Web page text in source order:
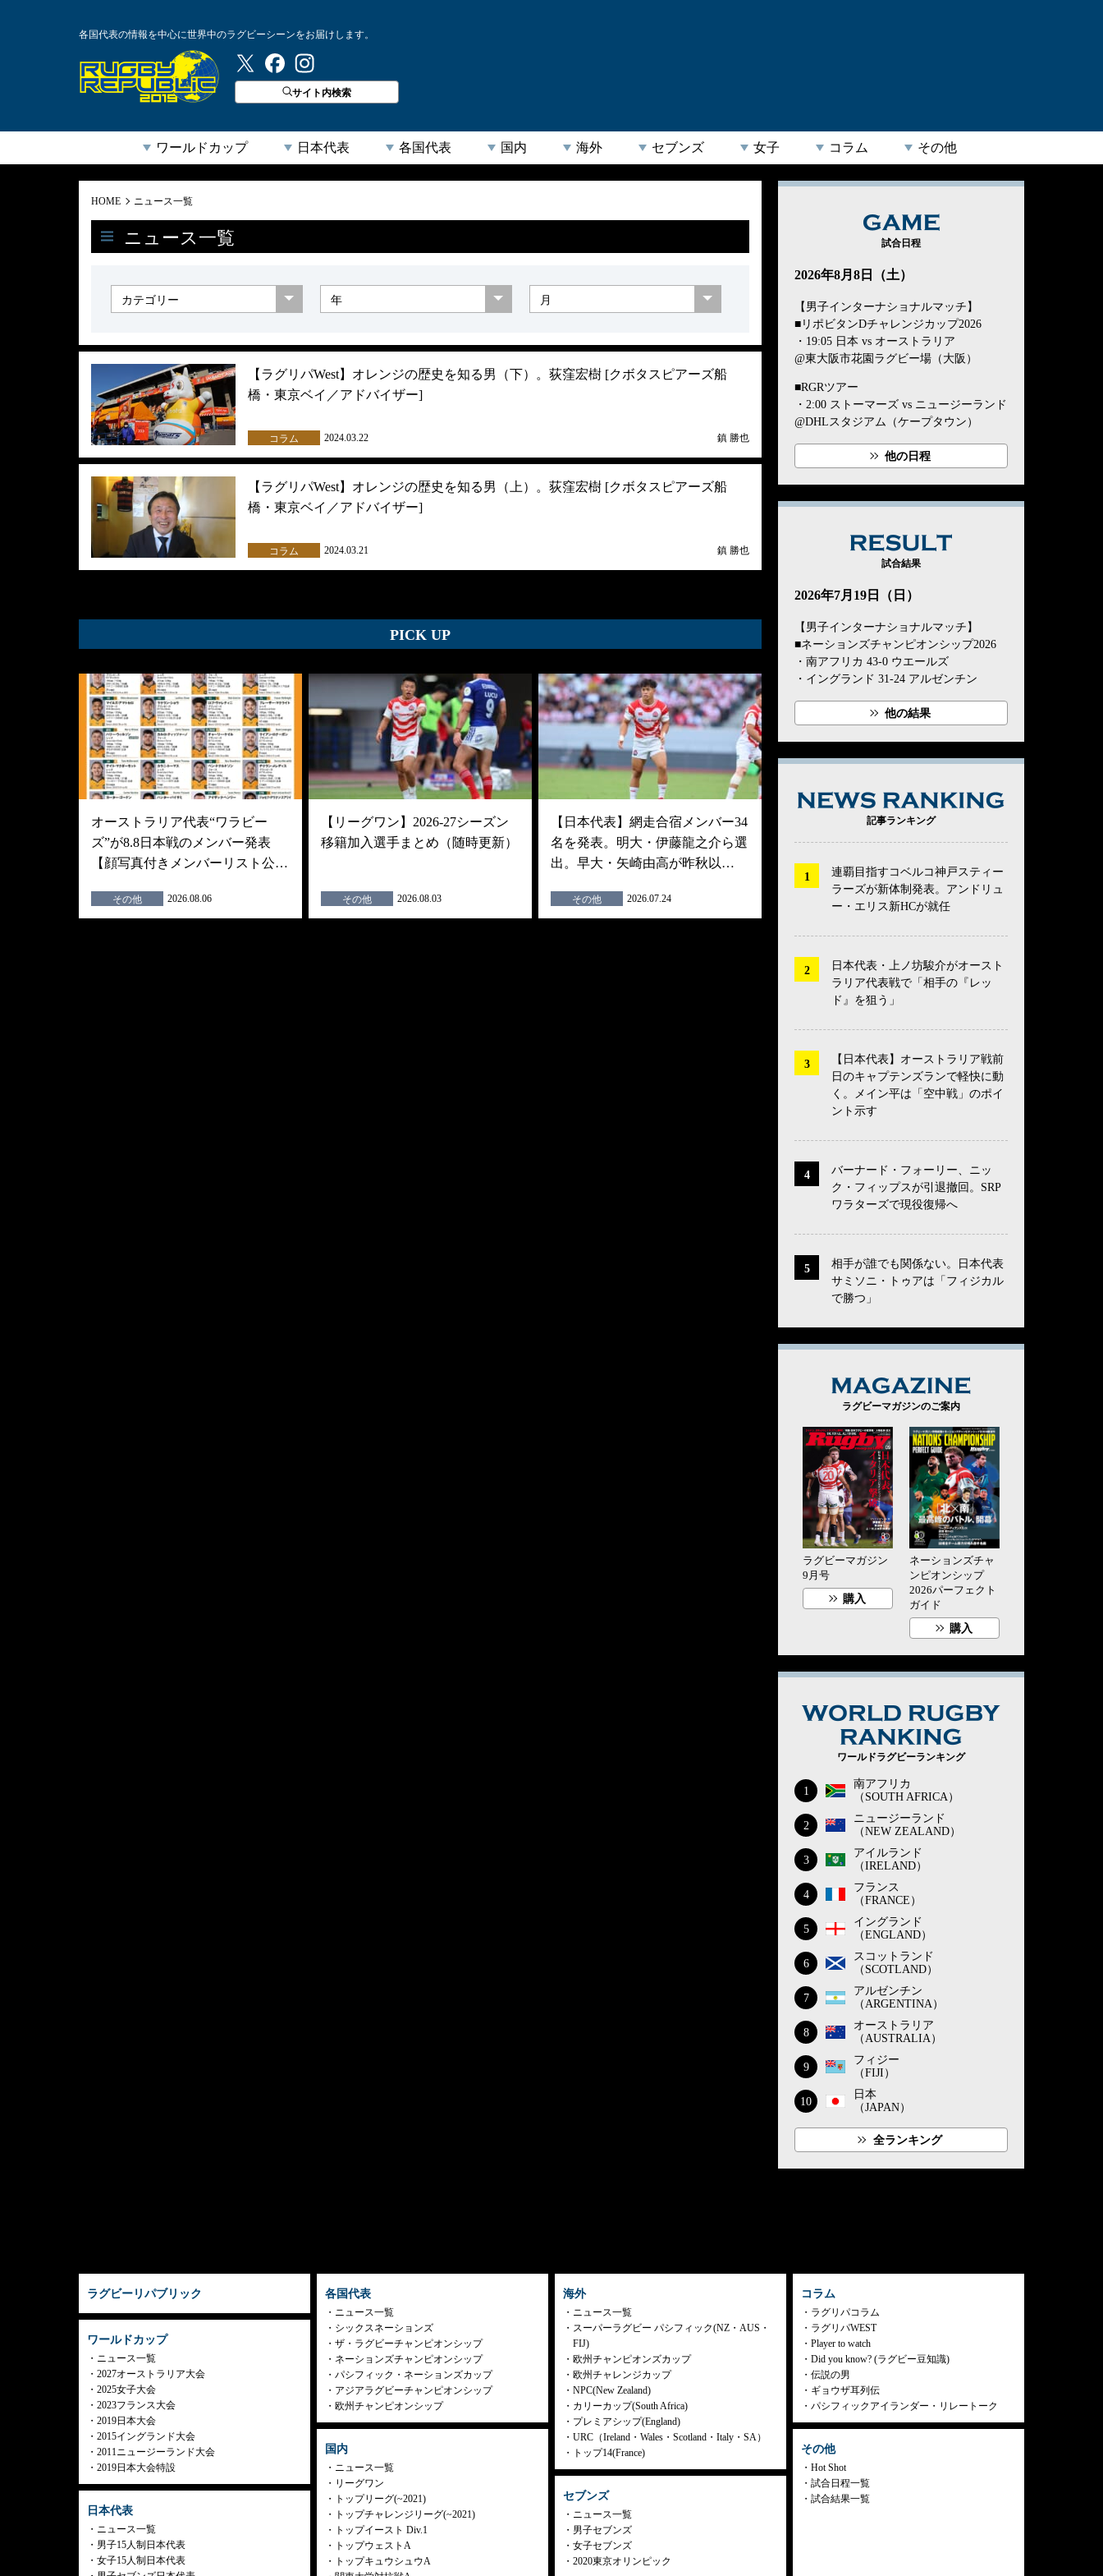
各国代表の情報を中心に世界中のラグビーシーンをお届けします。
ラグビーリパブリック
サイト内検索
ワールドカップ 日本代表 各国代表 国内 海外 セブンズ 女子 コラム その他
HOME ニュース一覧
ニュース一覧
【ラグリパWest】オレンジの歴史を知る男（下）。荻窪宏樹 [クボタスピアーズ船
橋・東京ベイ／アドバイザー]
コラム 2024.03.22 鎮 勝也
【ラグリパWest】オレンジの歴史を知る男（上）。荻窪宏樹 [クボタスピアーズ船
橋・東京ベイ／アドバイザー]
コラム 2024.03.21 鎮 勝也
PICK UP
オーストラリア代表“ワラビー
ズ”が8.8日本戦のメンバー発表
【顔写真付きメンバーリスト公…
その他 2026.08.06
【リーグワン】2026-27シーズン
移籍加入選手まとめ（随時更新）
その他 2026.08.03
【日本代表】網走合宿メンバー34
名を発表。明大・伊藤龍之介ら選
出。早大・矢崎由高が昨秋以…
その他 2026.07.24
GAME
試合日程
2026年8月8日（土）
【男子インターナショナルマッチ】
■リポビタンDチャレンジカップ2026
・19:05 日本 vs オーストラリア
@東大阪市花園ラグビー場（大阪）
■RGRツアー
・2:00 ストーマーズ vs ニュージーランド
@DHLスタジアム（ケープタウン）
他の日程
試合結果
2026年7月19日（日）
【男子インターナショナルマッチ】
■ネーションズチャンピオンシップ2026
・南アフリカ 43-0 ウエールズ
・イングランド 31-24 アルゼンチン
他の結果
記事ランキング
連覇目指すコベルコ神戸スティー
ラーズが新体制発表。アンドリュ
ー・エリス新HCが就任
日本代表・上ノ坊駿介がオースト
ラリア代表戦で「相手の『レッ
ド』を狙う」
【日本代表】オーストラリア戦前
日のキャプテンズランで軽快に動
く。メイン平は「空中戦」のポイ
ント示す
バーナード・フォーリー、ニッ
ク・フィップスが引退撤回。SRP
ワラターズで現役復帰へ
相手が誰でも関係ない。日本代表
サミソニ・トゥアは「フィジカル
で勝つ」
ラグビーマガジンのご案内
ラグビーマガジン
9月号
購入
ネーションズチャ
ンピオンシップ
2026パーフェクト
ガイド
購入
ワールドラグビーランキング
1
南アフリカ
（SOUTH AFRICA）
2
ニュージーランド
（NEW ZEALAND）
3
アイルランド
（IRELAND）
4
フランス
（FRANCE）
5
イングランド
（ENGLAND）
6
スコットランド
（SCOTLAND）
7
アルゼンチン
（ARGENTINA）
8
オーストラリア
（AUSTRALIA）
9
フィジー
（FIJI）
10
日本
（JAPAN）
全ランキング
ラグビーリパブリック
ワールドカップ
ニュース一覧
2027オーストラリア大会
2025女子大会
2023フランス大会
2019日本大会
2015イングランド大会
2011ニュージーランド大会
2019日本大会特設
日本代表
ニュース一覧
男子15人制日本代表
女子15人制日本代表
各国代表
ニュース一覧
シックスネーションズ
ザ・ラグビーチャンピオンシップ
ネーションズチャンピオンシップ
パシフィック・ネーションズカップ
アジアラグビーチャンピオンシップ
欧州チャンピオンシップ
国内
ニュース一覧
リーグワン
トップリーグ(~2021)
トップチャレンジリーグ(~2021)
トップイースト Div.1
トップウェストA
トップキュウシュウA
海外
ニュース一覧
スーパーラグビー パシフィック(NZ・AUS・
FIJ)
欧州チャンピオンズカップ
欧州チャレンジカップ
NPC(New Zealand)
カリーカップ(South Africa)
プレミアシップ(England)
URC（Ireland・Wales・Scotland・Italy・SA）
トップ14(France)
セブンズ
ニュース一覧
男子セブンズ
女子セブンズ
2020東京オリンピック
コラム
ラグリパコラム
ラグリパWEST
Player to watch
Did you know? (ラグビー豆知識)
伝説の男
ギョウザ耳列伝
パシフィックアイランダー・リレートーク
その他
Hot Shot
試合日程一覧
試合結果一覧